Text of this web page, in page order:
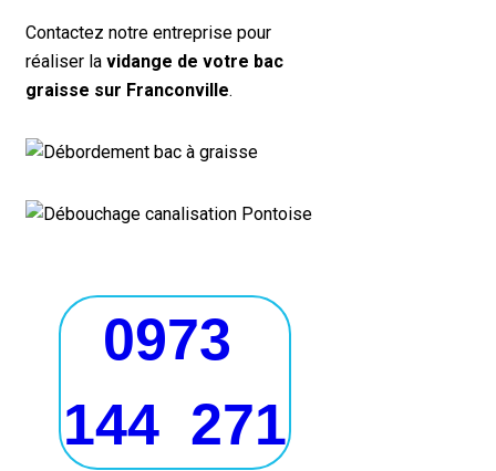
Contactez notre entreprise pour
réaliser la vidange de votre bac
graisse sur Franconville.
0973
144 271